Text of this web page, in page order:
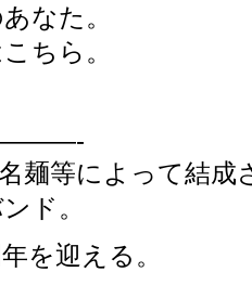
なた。
ちら。
麺等によって結成
ド。
を迎える。